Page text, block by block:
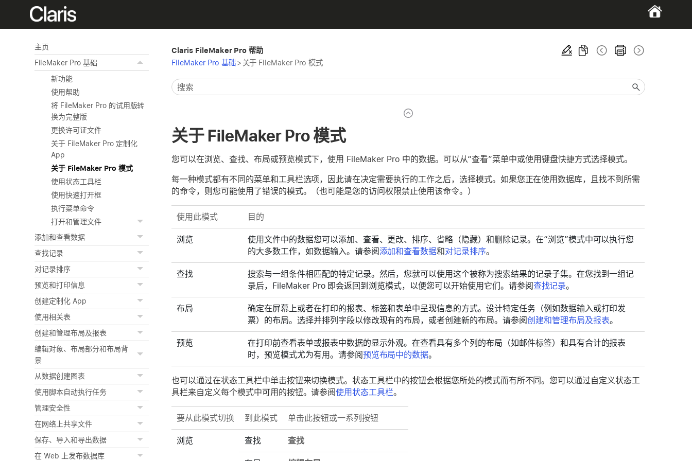
主页
FileMaker Pro 基础
新功能
使用帮助
将 FileMaker Pro 的试用版转
换为完整版
更换许可证文件
关于 FileMaker Pro 定制化
App
关于 FileMaker Pro 模式
使用状态工具栏
使用快速打开框
执行菜单命令
打开和管理文件
添加和查看数据
查找记录
对记录排序
预览和打印信息
创建定制化 App
使用相关表
创建和管理布局及报表
编辑对象、布局部分和布局背
景
从数据创建图表
使用脚本自动执行任务
管理安全性
在网络上共享文件
保存、导入和导出数据
在 Web 上发布数据库
Claris FileMaker Pro 帮助
FileMaker Pro 基础 > 关于 FileMaker Pro 模式
关于 FileMaker Pro 模式
您可以在浏览、查找、布局或预览模式下，使用 FileMaker Pro 中的数据。可以从“查看”菜单中或使用键盘快捷方式选择模式。
每一种模式都有不同的菜单和工具栏选项，因此请在决定需要执行的工作之后，选择模式。如果您正在使用数据库，且找不到所需
的命令，则您可能使用了错误的模式。（也可能是您的访问权限禁止使用该命令。）
使用此模式 目的
浏览
使用文件中的数据您可以添加、查看、更改、排序、省略（隐藏）和删除记录。在“浏览”模式中可以执行您
的大多数工作，如数据输入。请参阅添加和查看数据和对记录排序。
查找
搜索与一组条件相匹配的特定记录。然后，您就可以使用这个被称为搜索结果的记录子集。在您找到一组记
录后，FileMaker Pro 即会返回到浏览模式，以便您可以开始使用它们。请参阅查找记录。
布局
确定在屏幕上或者在打印的报表、标签和表单中呈现信息的方式。设计特定任务（例如数据输入或打印发
票）的布局。选择并排列字段以修改现有的布局，或者创建新的布局。请参阅创建和管理布局及报表。
预览
在打印前查看表单或报表中数据的显示外观。在查看具有多个列的布局（如邮件标签）和具有合计的报表
时，预览模式尤为有用。请参阅预览布局中的数据。
也可以通过在状态工具栏中单击按钮来切换模式。状态工具栏中的按钮会根据您所处的模式而有所不同。您可以通过自定义状态工
具栏来自定义每个模式中可用的按钮。请参阅使用状态工具栏。
要从此模式切换 到此模式 单击此按钮或一系列按钮
浏览 查找 查找